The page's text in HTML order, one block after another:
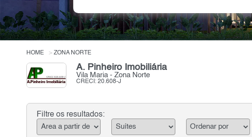
HOME ZONA NORTE
A. Pinheiro Imobiliária
Vila Maria - Zona Norte
CRECI: 20.608-J
Filtre os resultados: